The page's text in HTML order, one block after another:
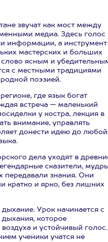
звучат как мост между
медиа. Здесь голос
информации, а инструмент
мастерских и больших
ясным и
с местными традициями
поэзией.
где язык богат
встреча — маленький
у костра, лекция в
внимание, управлять
донести идею до любой
дела уходят в
сказители,
передавали знания. Они
кратко и ярко, без лишних
Урок начинается с
которое
и устойчивый голос.
ученики учатся не